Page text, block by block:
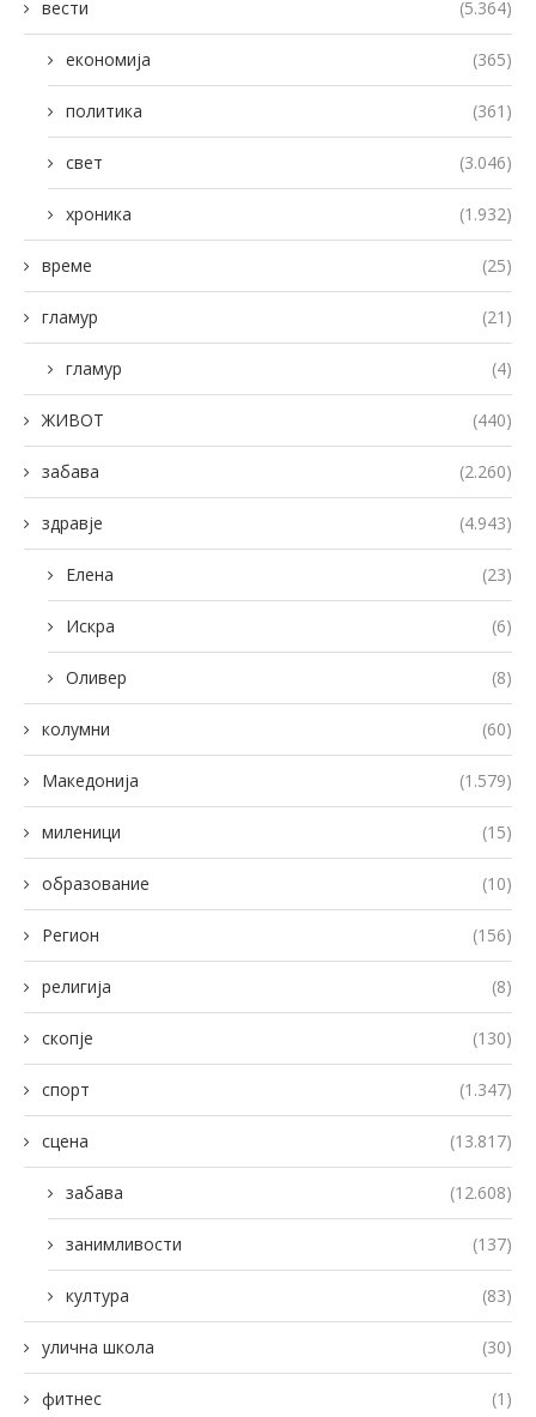
вести (5.364)
економија (365)
политика (361)
свет (3.046)
хроника (1.932)
време (25)
гламур (21)
гламур (4)
ЖИВОТ (440)
забава (2.260)
здравје (4.943)
Елена (23)
Искра (6)
Оливер (8)
колумни (60)
Македонија (1.579)
миленици (15)
образование (10)
Регион (156)
религија (8)
скопје (130)
спорт (1.347)
сцена (13.817)
забава (12.608)
занимливости (137)
култура (83)
улична школа (30)
фитнес (1)